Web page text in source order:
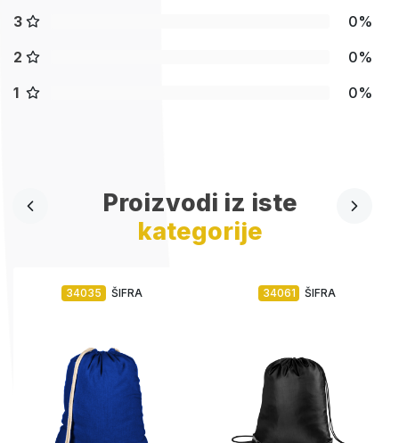
3
0%
2
0%
1
0%
Proizvodi iz iste
kategorije
ŠIFRA
34035 ŠIFRA
34061